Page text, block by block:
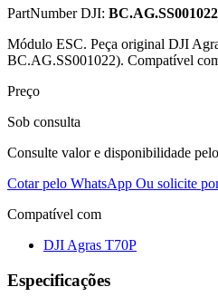
PartNumber DJI: BC.AG.SS001022
Módulo ESC. Peça original DJI
BC.AG.SS001022). Compatível
Preço
Sob consulta
Consulte valor e disponibilidade
Cotar pelo WhatsApp Ou solicite
Compatível com
DJI Agras T70P
Especificações